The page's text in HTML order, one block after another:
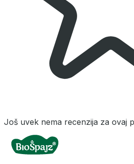
Još uvek nema recenzija za ovaj